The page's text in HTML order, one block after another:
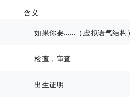
含义
如果你要……（虚拟语气结构
检查，审查
出生证明